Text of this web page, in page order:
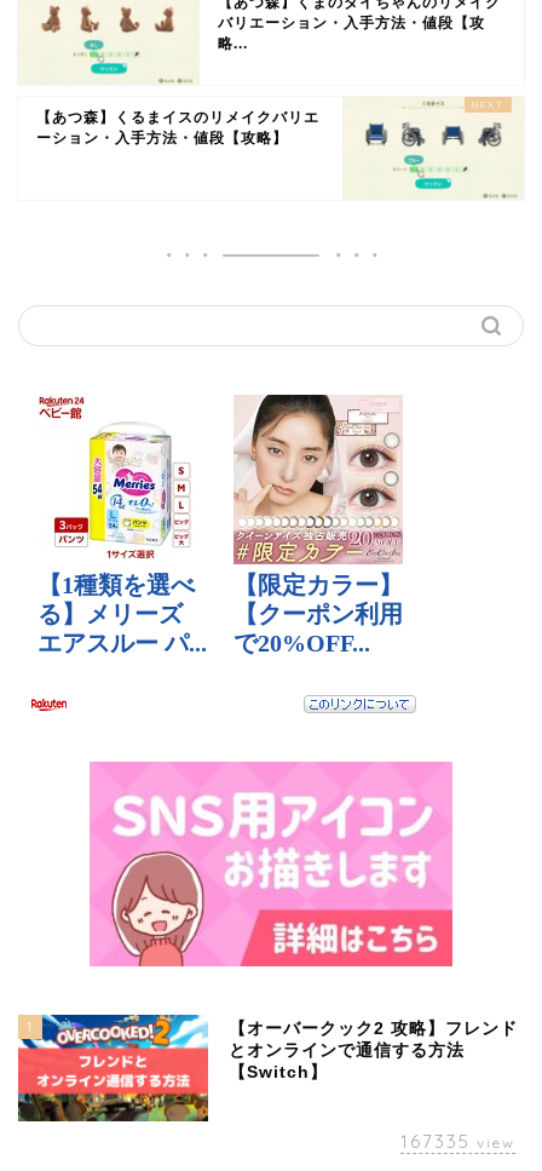
バリエーション・入手方法・値段【攻
略...
【あつ森】くるまイスのリメイクバリエ
ーション・入手方法・値段【攻略】
1
【オーバークック2 攻略】フレンド
とオンラインで通信する方法
【Switch】
167335 view